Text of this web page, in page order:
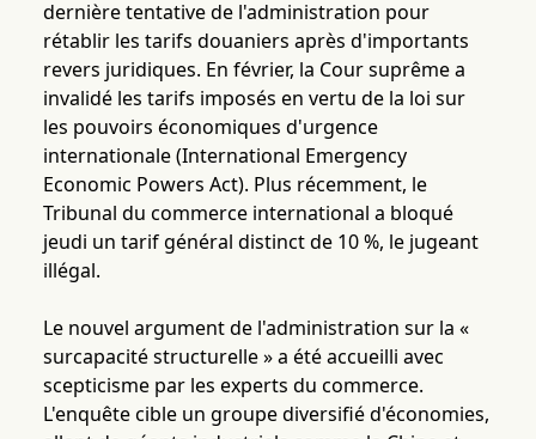
dernière tentative de l'administration pour
rétablir les tarifs douaniers après d'importants
revers juridiques. En février, la Cour suprême a
invalidé les tarifs imposés en vertu de la loi sur
les pouvoirs économiques d'urgence
internationale (International Emergency
Economic Powers Act). Plus récemment, le
Tribunal du commerce international a bloqué
jeudi un tarif général distinct de 10 %, le jugeant
illégal.
Le nouvel argument de l'administration sur la «
surcapacité structurelle » a été accueilli avec
scepticisme par les experts du commerce.
L'enquête cible un groupe diversifié d'économies,